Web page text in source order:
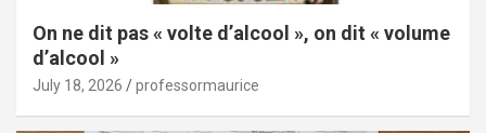
On ne dit pas « volte d’alcool », on dit « volume
d’alcool »
July 18, 2026 professormaurice